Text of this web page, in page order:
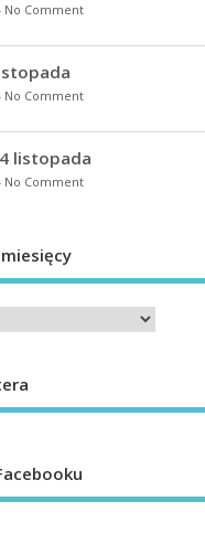
No Comment
No Comment
listopada
No Comment